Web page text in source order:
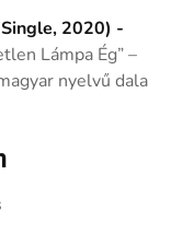
2020) -
Lámpa Ég” –
nyelvű dala